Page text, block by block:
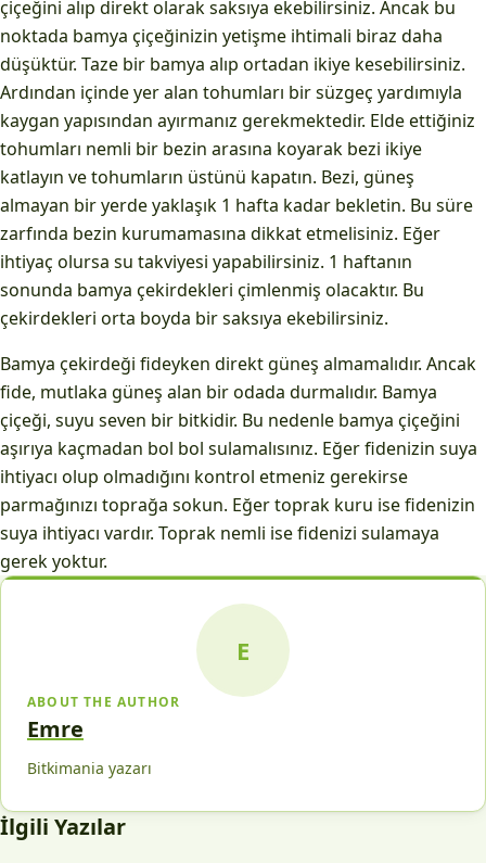
çiçeğini alıp direkt olarak saksıya ekebilirsiniz. Ancak bu
noktada bamya çiçeğinizin yetişme ihtimali biraz daha
düşüktür. Taze bir bamya alıp ortadan ikiye kesebilirsiniz.
Ardından içinde yer alan tohumları bir süzgeç yardımıyla
kaygan yapısından ayırmanız gerekmektedir. Elde ettiğiniz
tohumları nemli bir bezin arasına koyarak bezi ikiye
katlayın ve tohumların üstünü kapatın. Bezi, güneş
almayan bir yerde yaklaşık 1 hafta kadar bekletin. Bu süre
zarfında bezin kurumamasına dikkat etmelisiniz. Eğer
ihtiyaç olursa su takviyesi yapabilirsiniz. 1 haftanın
sonunda bamya çekirdekleri çimlenmiş olacaktır. Bu
çekirdekleri orta boyda bir saksıya ekebilirsiniz.
Bamya çekirdeği fideyken direkt güneş almamalıdır. Ancak
fide, mutlaka güneş alan bir odada durmalıdır. Bamya
çiçeği, suyu seven bir bitkidir. Bu nedenle bamya çiçeğini
aşırıya kaçmadan bol bol sulamalısınız. Eğer fidenizin suya
ihtiyacı olup olmadığını kontrol etmeniz gerekirse
parmağınızı toprağa sokun. Eğer toprak kuru ise fidenizin
suya ihtiyacı vardır. Toprak nemli ise fidenizi sulamaya
gerek yoktur.
E
ABOUT THE AUTHOR
Emre
Bitkimania yazarı
İlgili Yazılar